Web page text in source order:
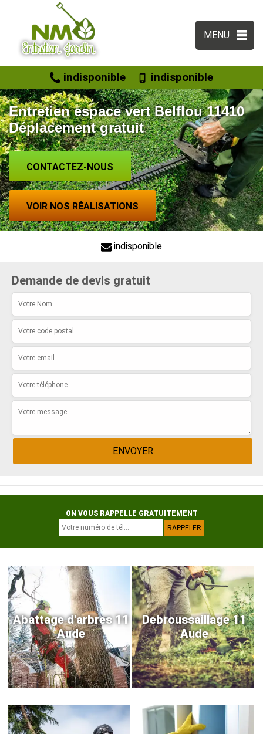
MENU
indisponible indisponible
Entretien espace vert Belflou 11410
Déplacement gratuit
CONTACTEZ-NOUS
VOIR NOS RÉALISATIONS
indisponible
Demande de devis gratuit
ON VOUS RAPPELLE GRATUITEMENT
Abattage d'arbres 11
Aude
Debroussaillage 11
Aude